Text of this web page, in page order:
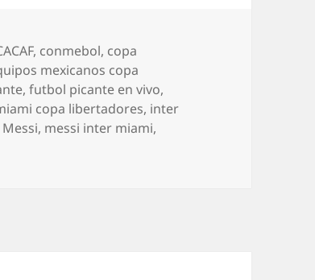
, conmebol, copa
mexicanos copa
,futbol picante en vivo,
copa libertadores, inter
Messi, messi inter miami,